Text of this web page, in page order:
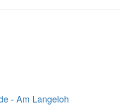
- Am Langeloh